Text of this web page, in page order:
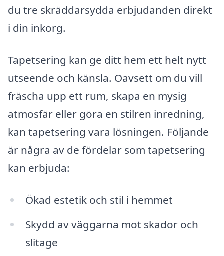
du tre skräddarsydda erbjudanden direkt
i din inkorg.
Tapetsering kan ge ditt hem ett helt nytt
utseende och känsla. Oavsett om du vill
fräscha upp ett rum, skapa en mysig
atmosfär eller göra en stilren inredning,
kan tapetsering vara lösningen. Följande
är några av de fördelar som tapetsering
kan erbjuda:
Ökad estetik och stil i hemmet
Skydd av väggarna mot skador och
slitage